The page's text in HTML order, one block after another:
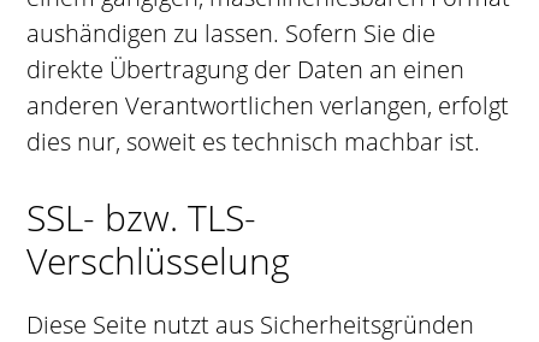
aushändigen zu lassen. Sofern Sie die
direkte Übertragung der Daten an einen
anderen Verantwortlichen verlangen, erfolgt
dies nur, soweit es technisch machbar ist.
SSL- bzw. TLS-
Verschlüsselung
Diese Seite nutzt aus Sicherheitsgründen